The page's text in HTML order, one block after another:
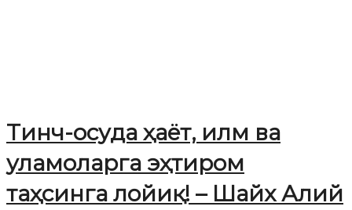
Тинч-осуда ҳаёт, илм ва
уламоларга эҳтиром
таҳсинга лойиқ! – Шайх Алий